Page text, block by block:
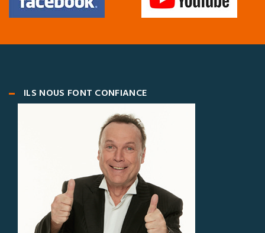
ILS NOUS FONT CONFIANCE